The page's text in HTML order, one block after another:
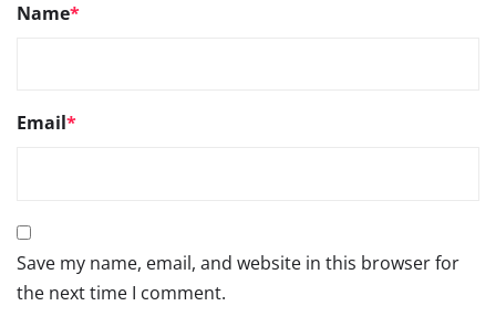
Name*
Email*
Save my name, email, and website in this browser for
the next time I comment.